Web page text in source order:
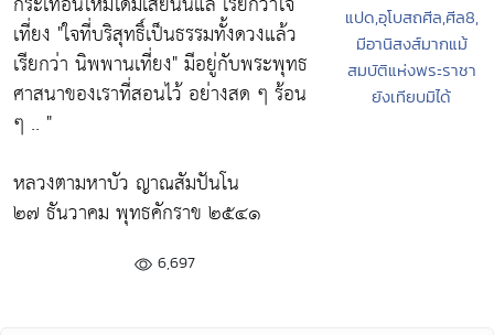
เที่ยง "ใจที่บริสุทธิ์เป็นธรรมทั้งดวงแล้ว
เรียกว่า นิพพานเที่ยง"มีอยู่กับพระพุทธ
ศาสนาของเราที่สอนไว้ อย่างสด ๆ ร้อน
ๆ .. "
หลวงตามหาบัว ญาณสัมปันโน
๒๗ ธันวาคม พุทธคักราข ๒๕๔๑
6,697
แปด,อุโบสถศีล,ศีล8,
มีอานิสงส์มากแม้
สมบัติแห่งพระราชา
ยังเทียบมิได้